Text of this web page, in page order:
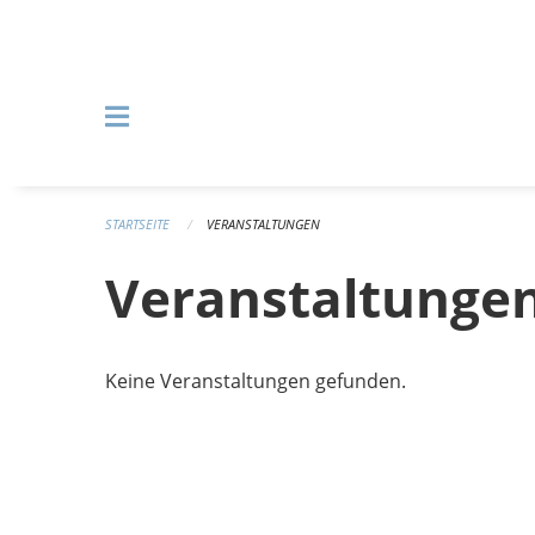
STARTSEITE VERANSTALTUNGEN
Keine Veranstaltungen gefunden.